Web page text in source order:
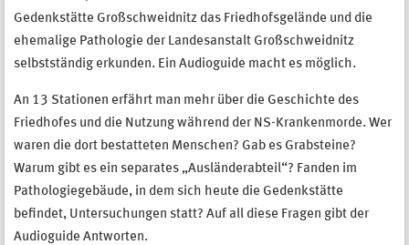
Gedenkstätte Großschweidnitz das Friedhofsgelände und die
ehemalige Pathologie der Landesanstalt Großschweidnitz
selbstständig erkunden. Ein Audioguide macht es möglich.
An 13 Stationen erfährt man mehr über die Geschichte des
Friedhofes und die Nutzung während der NS-Krankenmorde. Wer
waren die dort bestatteten Menschen? Gab es Grabsteine?
Warum gibt es ein separates „Ausländerabteil“? Fanden im
Pathologiegebäude, in dem sich heute die Gedenkstätte
befindet, Untersuchungen statt? Auf all diese Fragen gibt der
Audioguide Antworten.